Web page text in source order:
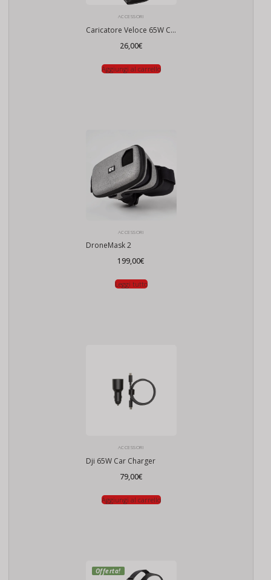
ACCESSORI
Caricatore Veloce 65W Compatibile Droni Dji
26,00€
Aggiungi al carrello
ACCESSORI
DroneMask 2
199,00€
Leggi tutto
ACCESSORI
Dji 65W Car Charger
79,00€
Aggiungi al carrello
Offerta!